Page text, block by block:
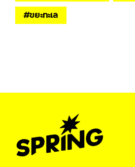
#ขยะทะเล